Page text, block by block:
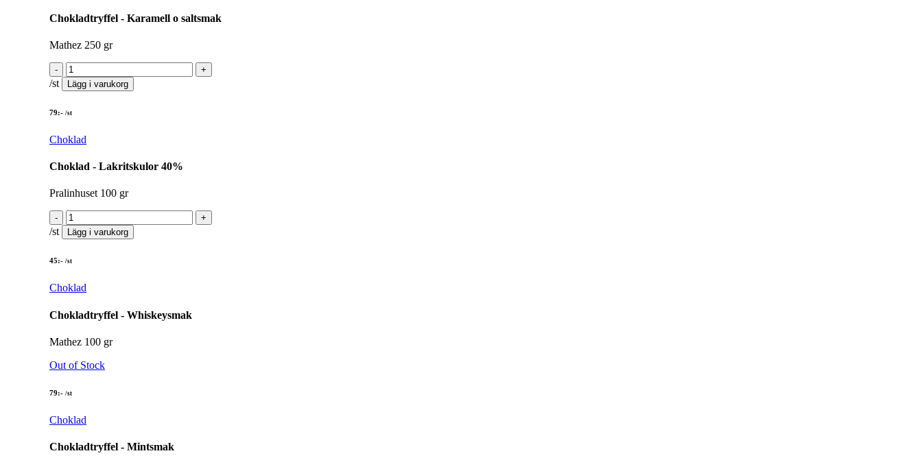
Chokladtryffel - Karamell o saltsmak
Mathez 250 gr
/st Lägg i varukorg
79:- /st
Choklad
Choklad - Lakritskulor 40%
Pralinhuset 100 gr
/st Lägg i varukorg
45:- /st
Choklad
Chokladtryffel - Whiskeysmak
Mathez 100 gr
Out of Stock
79:- /st
Choklad
Chokladtryffel - Mintsmak